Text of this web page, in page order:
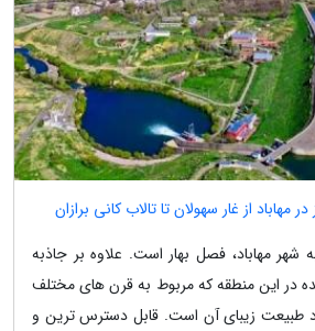
مهاباد از غار سهولان تا تالاب کانی برازان
شهر مهاباد، فصل بهار است. علاوه بر جاذبه
در این منطقه که مربوط به قرن های مختلف
طبیعت زیبای آن است. قابل دسترس ترین و